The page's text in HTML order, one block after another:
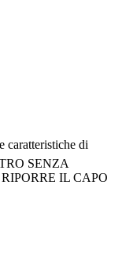
caratteristiche di
SENZA
IL CAPO